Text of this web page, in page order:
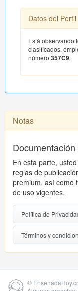
Datos del Perfil
Está observando
clasificados,
número 357C9.
Notas
En esta parte,
reglas de
premium, así como
de uso vigentes.
Política de
Términos y
©